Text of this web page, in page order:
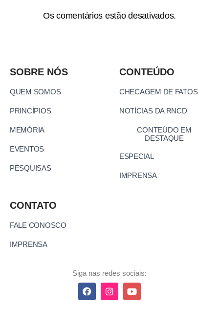
Os comentários estão desativados.
SOBRE NÓS
QUEM SOMOS
PRINCÍPIOS
MEMÓRIA
EVENTOS
PESQUISAS
CONTEÚDO
CHECAGEM DE FATOS
NOTÍCIAS DA RNCD
CONTEÚDO EM
DESTAQUE
ESPECIAL
IMPRENSA
CONTATO
FALE CONOSCO
IMPRENSA
Siga nas redes sociais: